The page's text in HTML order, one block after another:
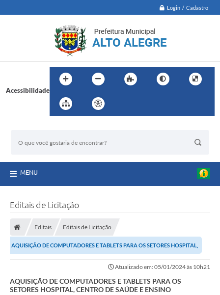
Login / Cadastro
Acessibilidade
MENU
Editais de Licitação
Editais Editais de Licitação
AQUISIÇÃO DE COMPUTADORES E TABLETS PARA OS SETORES HOSPITAL,
Atualizado em: 05/01/2024 às 10h21
AQUISIÇÃO DE COMPUTADORES E TABLETS PARA OS
SETORES HOSPITAL, CENTRO DE SAÚDE E ENSINO